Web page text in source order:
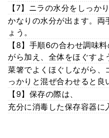
【7】ニラの水分をしっか
かなりの水分が出ます。両
ょう。
【8】手順6の合わせ調味
がら加え、全体をほぐすよ
菜箸でよくほぐしながら、
っかりと混ぜ合わせると良
【9】保存の際は、
充分に消毒した保存容器に